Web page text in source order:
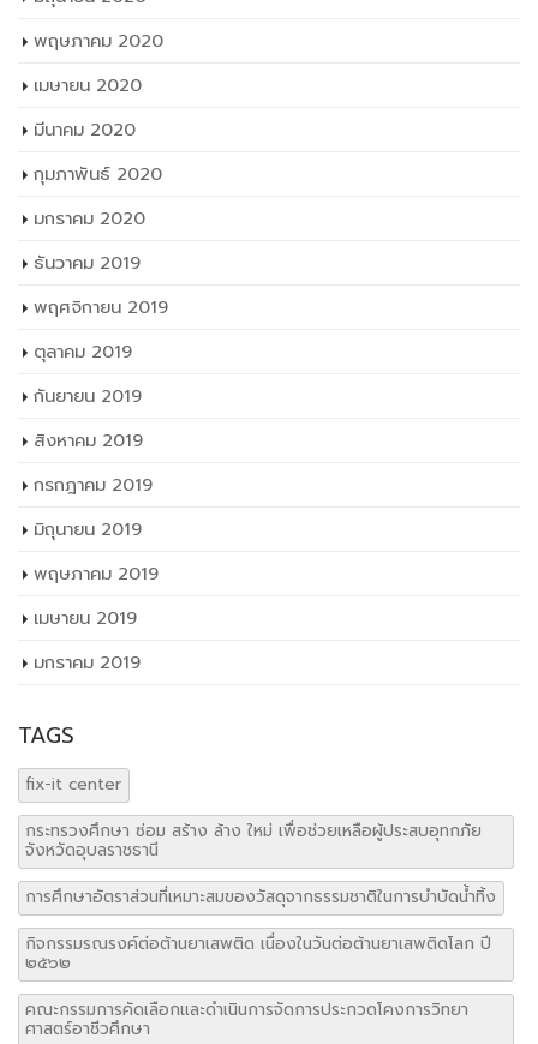
พฤษภาคม 2020
เมษายน 2020
มีนาคม 2020
กุมภาพันธ์ 2020
มกราคม 2020
ธันวาคม 2019
พฤศจิกายน 2019
ตุลาคม 2019
กันยายน 2019
สิงหาคม 2019
กรกฎาคม 2019
มิถุนายน 2019
พฤษภาคม 2019
เมษายน 2019
มกราคม 2019
TAGS
fix-it center
กระทรวงศึกษา ซ่อม สร้าง ล้าง ใหม่ เพื่อช่วยเหลือผู้ประสบอุทกภัย
จังหวัดอุบลราชธานี
การศึกษาอัตราส่วนที่เหมาะสมของวัสดุจากธรรมชาติในการบำบัดน้ำทิ้ง
กิจกรรมรณรงค์ต่อต้านยาเสพติด เนื่องในวันต่อต้านยาเสพติดโลก ปี
๒๕๖๒
คณะกรรมการคัดเลือกและดำเนินการจัดการประกวดโคงการวิทยา
ศาสตร์อาชีวศึกษา